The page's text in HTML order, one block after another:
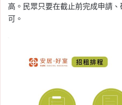
高。民眾只要在截止前完成申請
可。